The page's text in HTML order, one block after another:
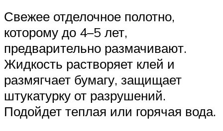
Свежее отделочное полотно,
которому до 4–5 лет,
предварительно размачивают.
Жидкость растворяет клей и
размягчает бумагу, защищает
штукатурку от разрушений.
Подойдет теплая или горячая вода.